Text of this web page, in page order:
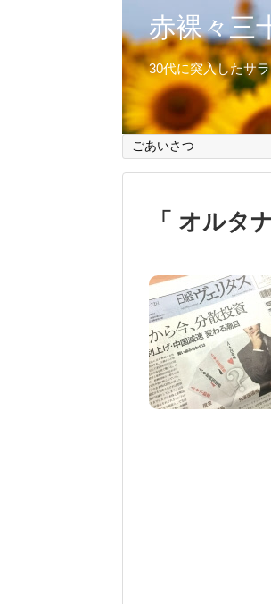
赤裸々三
30代に突入したサ
ごあいさつ
オルタ